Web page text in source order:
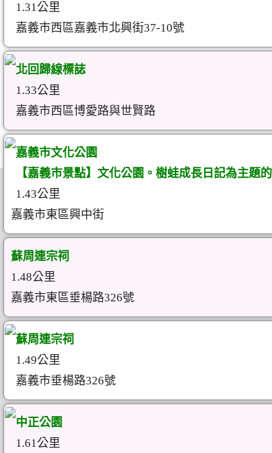
1.31公里
嘉義市西區嘉義市北興街37-10號
北回歸線標誌
1.33公里
嘉義市西區博愛路與世賢路
嘉義市文化公園
【嘉義市景點】文化公園。樹蛙成長日記為主題
1.43公里
嘉義市東區興中街
蘇周連宗祠
1.48公里
嘉義市東區垂楊路326號
蘇周連宗祠
1.49公里
嘉義市垂楊路326號
中正公園
1.61公里